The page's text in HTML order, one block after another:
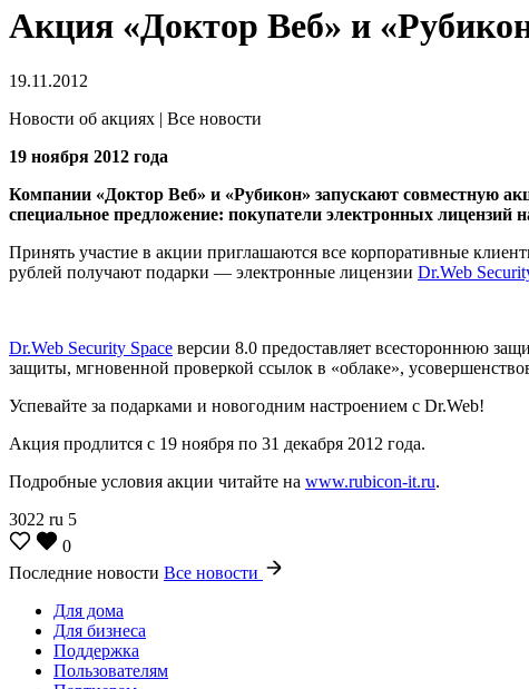
Акция «Доктор Веб» и
19.11.2012
Новости об акциях | Все новости
19 ноября 2012 года
Компании «Доктор Веб» и «Рубикон» запускают совместную
специальное предложение: покупатели электронных лицензий
Принять участие в акции приглашаются все корпоративные
рублей получают подарки — электронные лицензии Dr.Web
Dr.Web Security Space версии 8.0 предоставляет всестороннюю
защиты, мгновенной проверкой ссылок в «облаке»,
Успевайте за подарками и новогодним настроением с Dr.Web!
Акция продлится с 19 ноября по 31 декабря 2012 года.
Подробные условия акции читайте на www.rubicon-it.ru.
3022 ru 5
0
Последние новости Все новости
Для дома
Для бизнеса
Поддержка
Пользователям